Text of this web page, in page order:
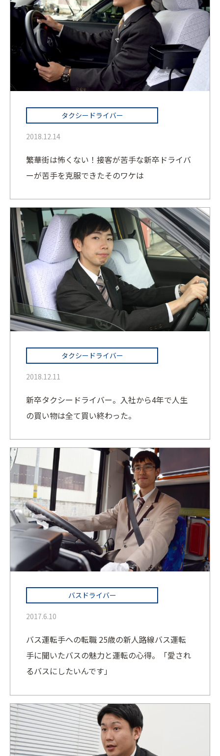
タクシードライバー
2018.12.14
繁華街は怖くない！接客が苦手な新卒ドライバ
ーが苦手を克服できたそのワケは
タクシードライバー
2018.12.11
新卒タクシードライバー。入社から4年で人生
の買い物は全て買い終わった。
バスドライバー
2017.6.10
バス運転手への転職 25歳の新人路線バス運転
手に聞いたバスの魅力と運転の心得。「愛され
るバスにしたいんです」